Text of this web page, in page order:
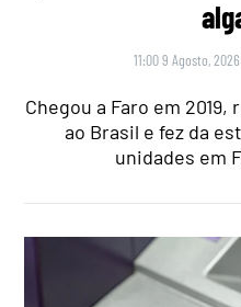
11:00 9 Agosto, 2026
Chegou a Faro em
ao Brasil e fez da
unidades em